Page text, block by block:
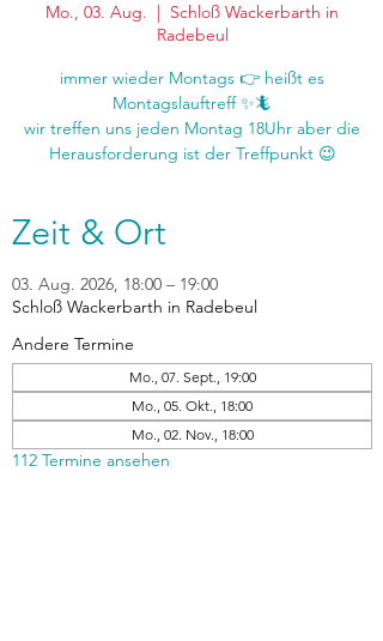
Mo., 03. Aug.
  |
Schloß Wackerbarth in
Radebeul
immer wieder Montags 👉 heißt es
Montagslauftreff ✨🦎
wir treffen uns jeden Montag 18Uhr aber die
Zeit & Ort
03. Aug. 2026, 18:00 – 19:00
Schloß Wackerbarth in Radebeul
Andere Termine
Mo., 07. Sept., 19:00
Mo., 05. Okt., 18:00
Mo., 02. Nov., 18:00
112 Termine ansehen